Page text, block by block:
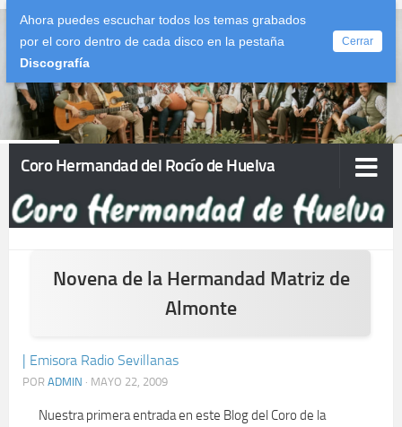
Ahora puedes escuchar todos los temas grabados
por el coro dentro de cada disco en la pestaña
Discografía
Cerrar
Saltar al contenido
Coro Hermandad del Rocío de Huelva
Novena de la Hermandad Matriz de
Almonte
| Emisora Radio Sevillanas
POR ADMIN · MAYO 22, 2009
Nuestra primera entrada en este Blog del Coro de la